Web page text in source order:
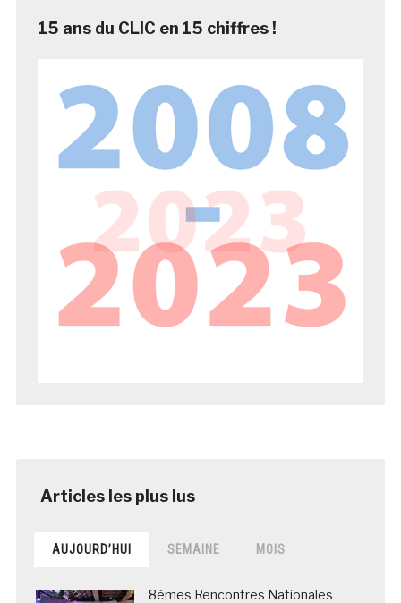
15 ans du CLIC en 15 chiffres !
AUJOURD’HUI SEMAINE MOIS
8èmes Rencontres Nationales